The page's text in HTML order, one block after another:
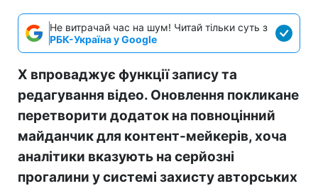
Не витрачай час на шум! Читай тільки суть з
РБК-Україна у Google
X впроваджує функції запису та
редагування відео. Оновлення покликане
перетворити додаток на повноцінний
майданчик для контент-мейкерів, хоча
аналітики вказують на серйозні
прогалини у системі захисту авторських